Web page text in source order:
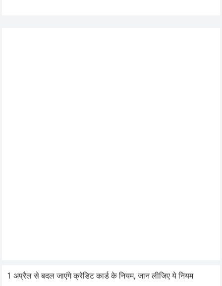
1 अप्रैल से बदल जाएंगे क्रेडिट कार्ड के नियम, जान लीजिए ये नियम